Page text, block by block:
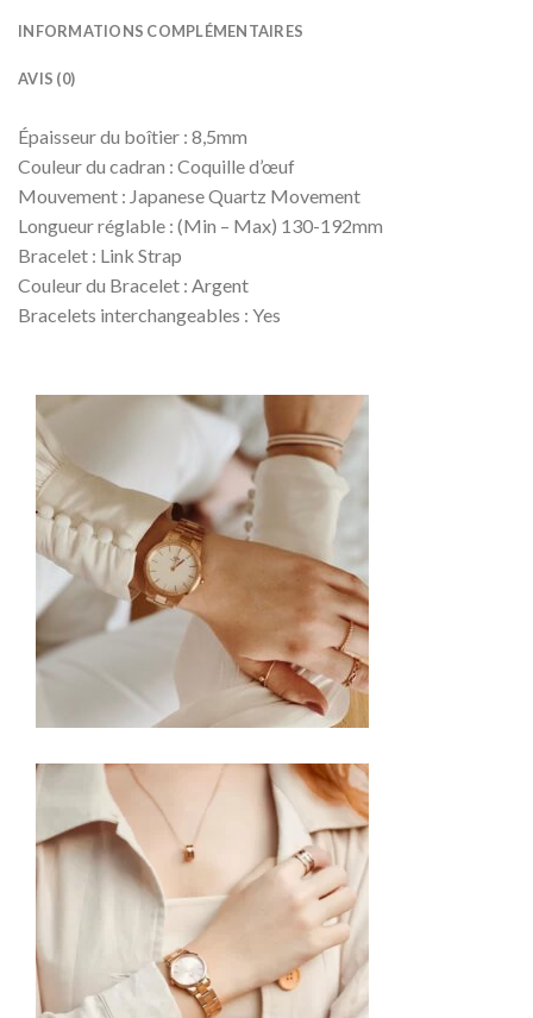
INFORMATIONS COMPLÉMENTAIRES
AVIS (0)
Épaisseur du boîtier : 8,5mm
Couleur du cadran : Coquille d’œuf
Mouvement : Japanese Quartz Movement
Longueur réglable : (Min – Max) 130-192mm
Bracelet : Link Strap
Couleur du Bracelet : Argent
Bracelets interchangeables : Yes